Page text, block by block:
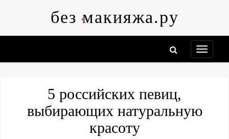
без макияжа.ру
5 российских певиц,
выбирающих натуральную
красоту